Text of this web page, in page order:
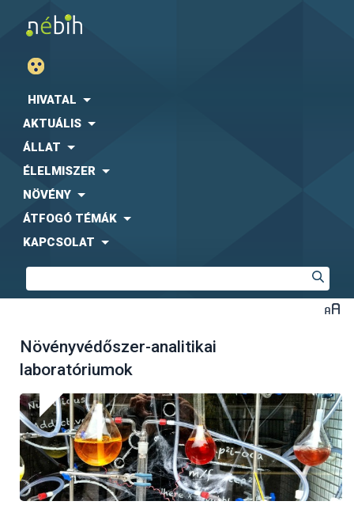
HIVATAL
AKTUÁLIS
ÁLLAT
ÉLELMISZER
NÖVÉNY
ÁTFOGÓ TÉMÁK
KAPCSOLAT
Növényvédőszer-analitikai
laboratóriumok